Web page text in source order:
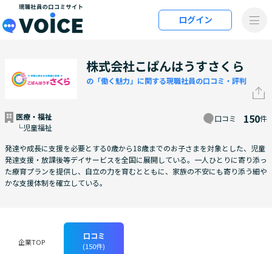
メインコンテンツにスキップ
ログイン
株式会社こぱんはうすさくら
の「働く魅力」に関する現職社員の口コミ・評判
医療・福祉
└児童福祉
口コミ 150件
発達や成長に支援を必要とする0歳から18歳までのお子さまを対象とした、児童
発達支援・放課後等デイサービスを全国に展開している。一人ひとりに寄り添っ
た療育プランを提供し、自立の力を育むとともに、家族の不安にも寄り添う細や
かな支援体制を確立している。
企業TOP
口コミ
(150件)